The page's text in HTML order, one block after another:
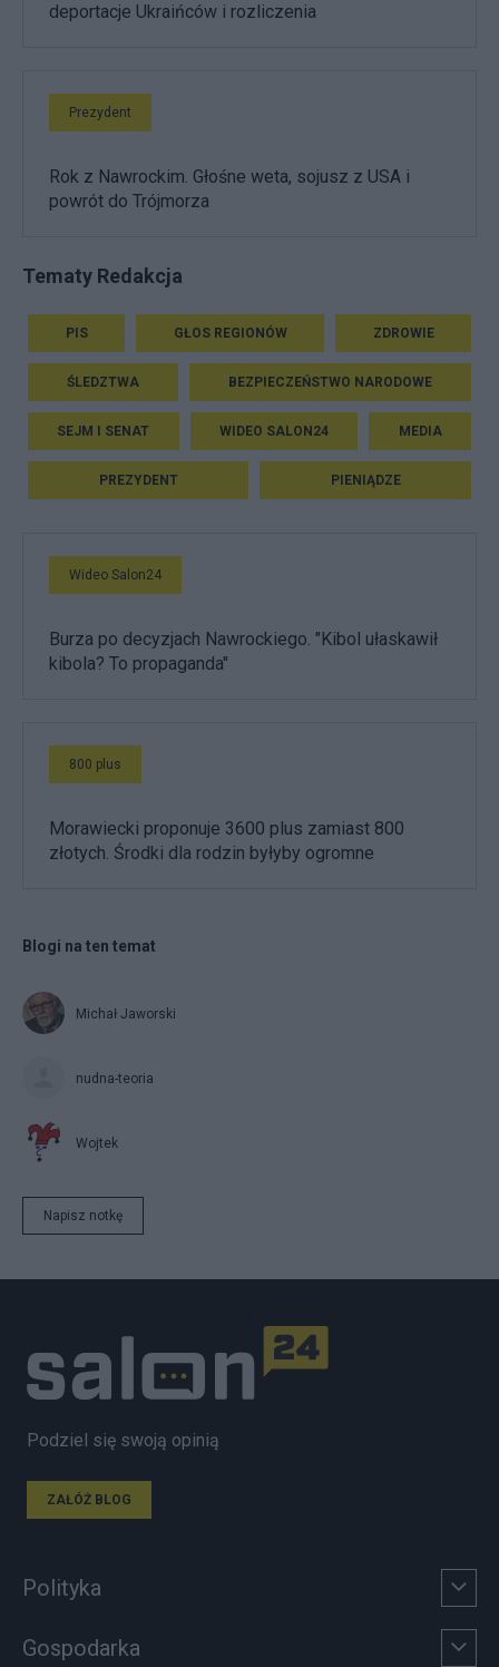
deportacje Ukraińców i rozliczenia
Prezydent
Rok z Nawrockim. Głośne weta, sojusz z USA i
powrót do Trójmorza
Tematy Redakcja
PIS GŁOS REGIONÓW ZDROWIE
ŚLEDZTWA BEZPIECZEŃSTWO NARODOWE
SEJM I SENAT WIDEO SALON24 MEDIA
PREZYDENT PIENIĄDZE
Wideo Salon24
Burza po decyzjach Nawrockiego. "Kibol ułaskawił
kibola? To propaganda"
800 plus
Morawiecki proponuje 3600 plus zamiast 800
złotych. Środki dla rodzin byłyby ogromne
Blogi na ten temat
Michał Jaworski
nudna-teoria
Wojtek
Napisz notkę
Podziel się swoją opinią
ZAŁÓŻ BLOG
Polityka
Gospodarka